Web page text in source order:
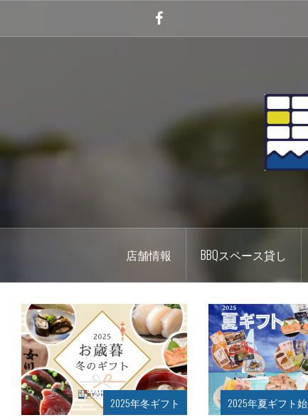
キ
店舗情報 BBQスペース貸し
2025年冬ギフト 2025年夏ギフト始まりました！